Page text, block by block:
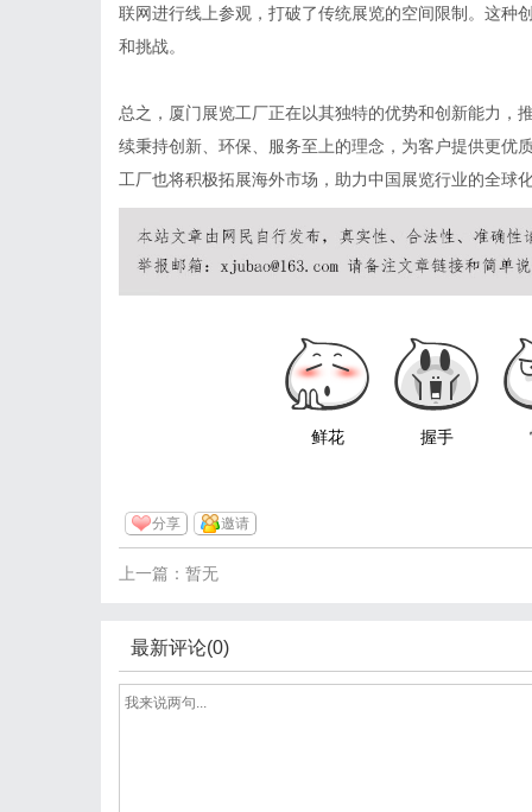
联网进行线上参观，打破了传统展览的空间限制。这种
和挑战。
总之，厦门展览工厂正在以其独特的优势和创新能力，
续秉持创新、环保、服务至上的理念，为客户提供更优
工厂也将积极拓展海外市场，助力中国展览行业的全球
鲜花 握手
分享 邀请
上一篇：暂无
最新评论(0)